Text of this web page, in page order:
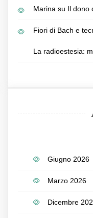
Marina su Il dono
Fiori di Bach e
La radioestesia:
Giugno 2026
Marzo 2026
Dicembre